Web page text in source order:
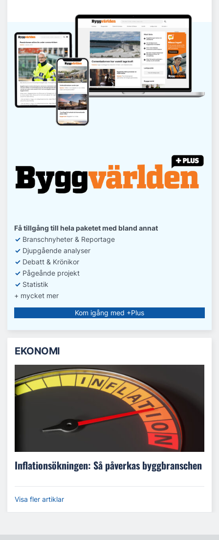
Få tillgång till hela paketet med bland annat
✓ Branschnyheter & Reportage
✓ Djupgående analyser
✓ Debatt & Krönikor
✓ Pågeånde projekt
✓ Statistik
+ mycket mer
Kom igång med +Plus
EKONOMI
Inflationsökningen: Så påverkas byggbranschen
Visa fler artiklar